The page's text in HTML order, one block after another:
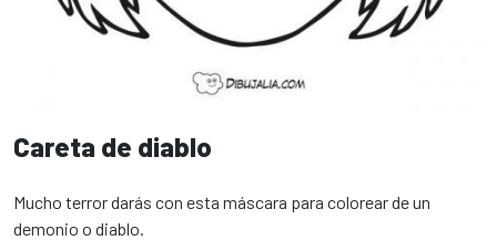
Careta de diablo
Mucho terror darás con esta máscara para colorear de un
demonio o diablo.